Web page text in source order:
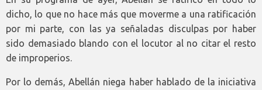
dicho, lo que no hace más que moverme a una ratificación
por mi parte, con las ya señaladas disculpas por haber
sido demasiado blando con el locutor al no citar el resto
de improperios.
Por lo demás, Abellán niega haber hablado de la iniciativa